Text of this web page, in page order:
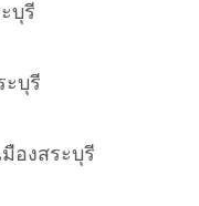
บุรี
ะบุรี
องสระบุรี